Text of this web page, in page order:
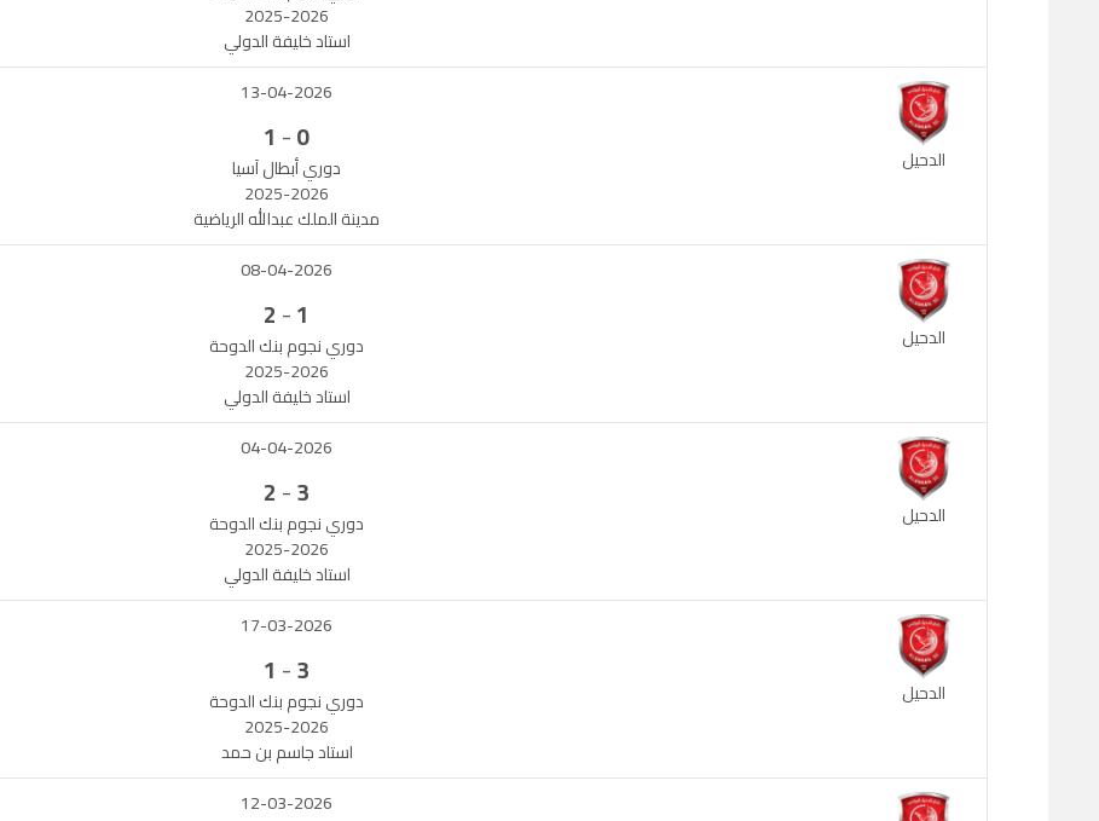
2025-2026
استاد خليفة الدولي
الدحيل
13-04-2026
0
-
1
دوري أبطال آسيا
2025-2026
مدينة الملك عبدالله الرياضية
الدحيل
08-04-2026
1
-
2
دوري نجوم بنك الدوحة
2025-2026
استاد خليفة الدولي
الدحيل
04-04-2026
3
-
2
دوري نجوم بنك الدوحة
2025-2026
استاد خليفة الدولي
الدحيل
17-03-2026
3
-
1
دوري نجوم بنك الدوحة
2025-2026
استاد جاسم بن حمد
12-03-2026